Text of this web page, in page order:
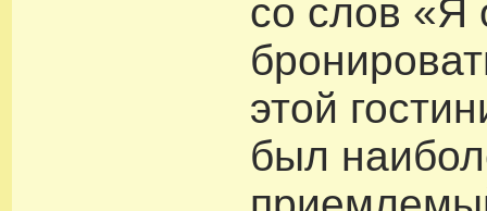
со слов «Я
этой
был